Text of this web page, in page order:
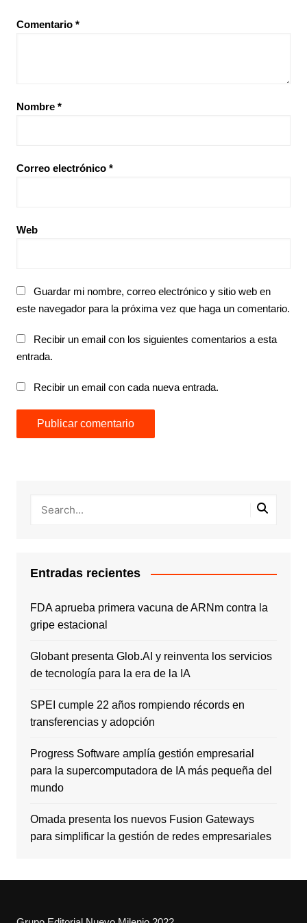
Comentario *
Nombre *
Correo electrónico *
Web
Guardar mi nombre, correo electrónico y sitio web en
este navegador para la próxima vez que haga un comentario.
Recibir un email con los siguientes comentarios a esta
entrada.
Recibir un email con cada nueva entrada.
Entradas recientes
FDA aprueba primera vacuna de ARNm contra la
gripe estacional
Globant presenta Glob.AI y reinventa los servicios
de tecnología para la era de la IA
SPEI cumple 22 años rompiendo récords en
transferencias y adopción
Progress Software amplía gestión empresarial
para la supercomputadora de IA más pequeña del
mundo
Omada presenta los nuevos Fusion Gateways
para simplificar la gestión de redes empresariales